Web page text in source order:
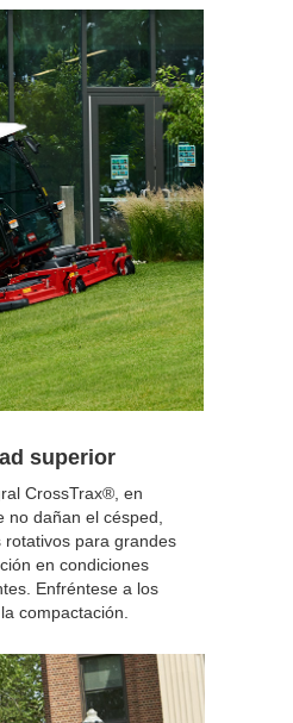
superior
CrossTrax®, en
dañan el césped,
para grandes
en condiciones
Enfréntese a los
compactación.